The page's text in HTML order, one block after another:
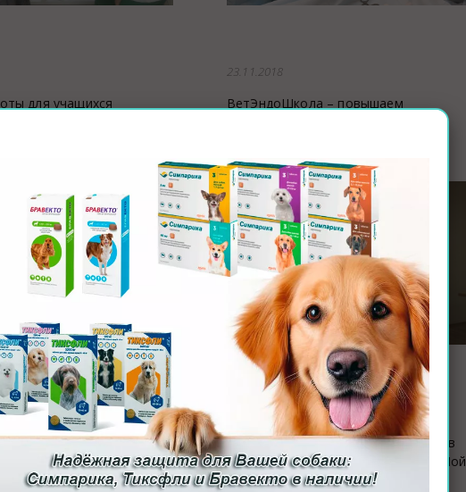
животных
для учащихся
23.11.2018
ВетЭндоШкола – повышаем
Международного дня
врача
30.03.2018
Вручение дипломов и сертификатов
победителям конкурса рисунков "Мой
питомец - моя ответственность"